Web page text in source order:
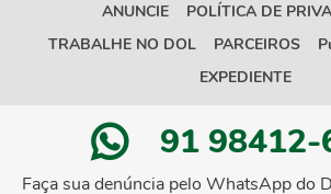
ANUNCIE
POLÍTICA DE
TRABALHE NO DOL
PARCEIROS
EXPEDIENTE
91 98412-
Faça sua denúncia pelo WhatsApp do